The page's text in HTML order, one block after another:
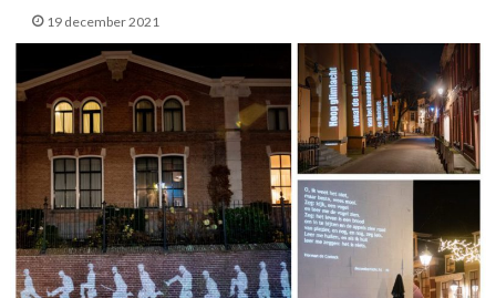
19 december 2021